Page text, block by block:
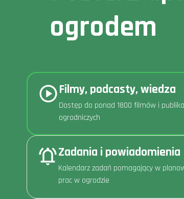
ogrodem
Filmy, podcasty, wiedza
Dostęp do ponad 1800 filmów i
ogrodniczych
Zadania i powiadomienia
Kalendarz zadań pomagający w
prac w ogrodzie